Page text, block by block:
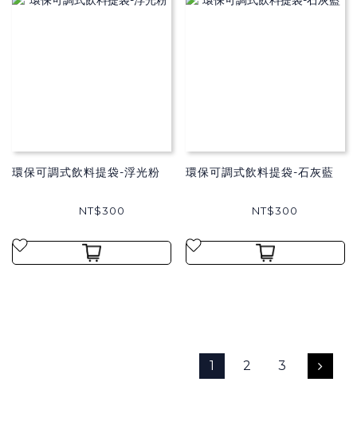
環保可調式飲料提袋-浮光粉
NT$300
環保可調式飲料提袋-石灰藍
NT$300
1 2 3